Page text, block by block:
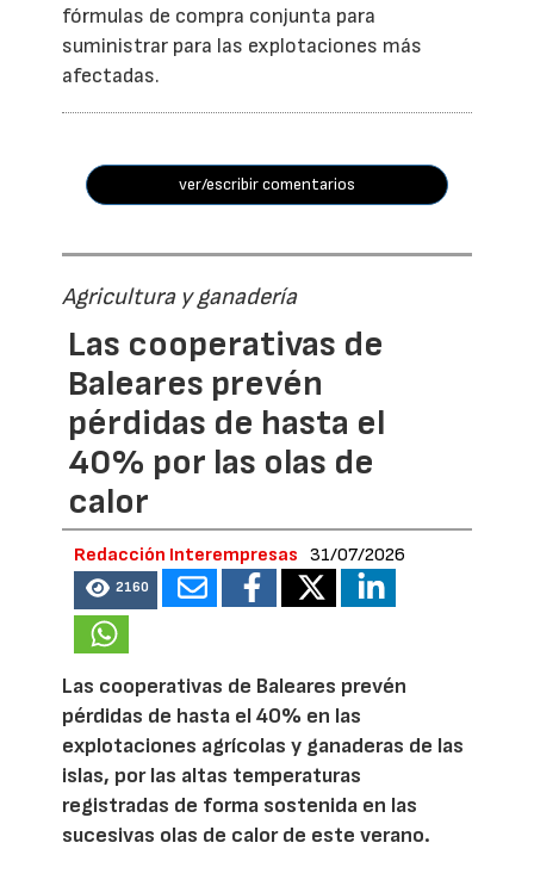
fórmulas de compra conjunta para
suministrar para las explotaciones más
afectadas.
ver/escribir comentarios
Agricultura y ganadería
Las cooperativas de
Baleares prevén
pérdidas de hasta el
40% por las olas de
calor
Redacción Interempresas 31/07/2026
2160
Las cooperativas de Baleares prevén
pérdidas de hasta el 40% en las
explotaciones agrícolas y ganaderas de las
islas, por las altas temperaturas
registradas de forma sostenida en las
sucesivas olas de calor de este verano.